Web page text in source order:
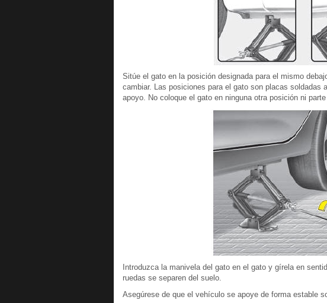
Sitúe el gato en la posición designada para el mismo
cambiar. Las posiciones para el gato son placas soldadas
apoyo. No coloque el gato en ninguna otra posición ni
Introduzca la manivela del gato en el gato y gírela en
ruedas se separen del suelo.
Asegúrese de que el vehículo se apoye de forma estable